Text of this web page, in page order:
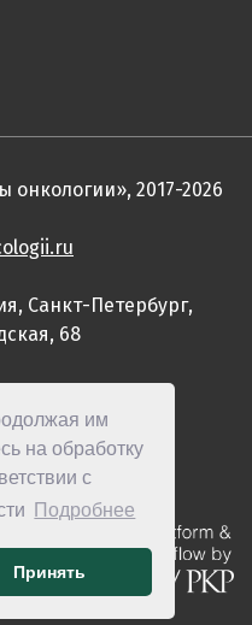
им
на обработку
с
Подробнее
Принять
2017-2026
Санкт-Петербург,
68